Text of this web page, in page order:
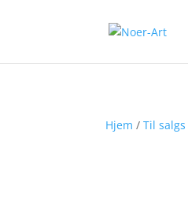
Hjem /Til salgs